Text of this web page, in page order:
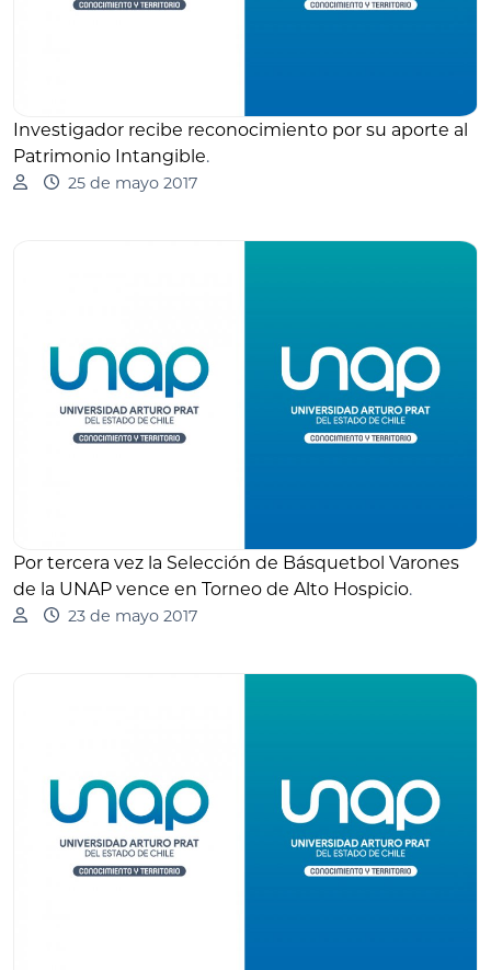
Investigador recibe reconocimiento por su aporte al
Patrimonio Intangible.
25 de mayo 2017
Por tercera vez la Selección de Básquetbol Varones
de la UNAP vence en Torneo de Alto Hospicio.
23 de mayo 2017